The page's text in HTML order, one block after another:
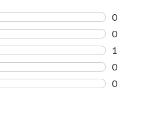
0
0
0
0
1
1
0
0
0